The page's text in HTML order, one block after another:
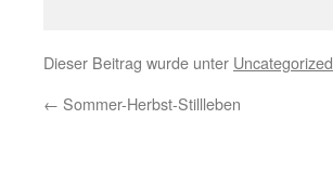
Dieser Beitrag wurde unter Uncategorized
← Sommer-Herbst-Stillleben